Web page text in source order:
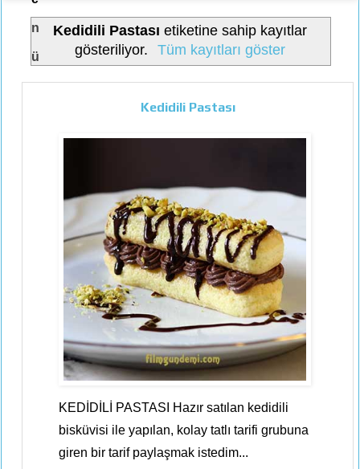
n
ü
Kedidili Pastası etiketine sahip kayıtlar
gösteriliyor.
Tüm kayıtları göster
Kedidili Pastası
KEDİDİLİ PASTASI Hazır satılan kedidili
bisküvisi ile yapılan, kolay tatlı tarifi grubuna
giren bir tarif paylaşmak istedim...